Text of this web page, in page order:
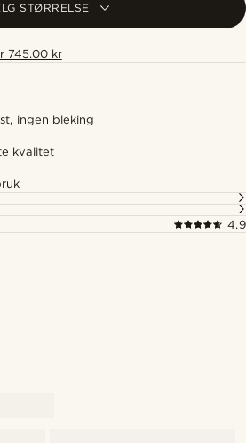
STØRRELSE
745.00 kr
ingen bleking
kvalitet
4.9